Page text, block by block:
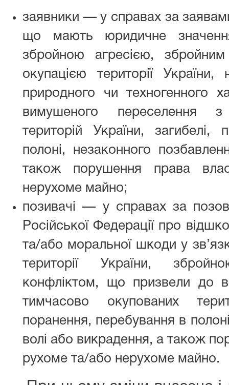
заявники — у справах за
що мають юридичне
збройною агресією,
окупацією території України,
природного чи техногенного
вимушеного переселення
територій України, загибелі,
полоні, незаконного
також порушення права
нерухоме майно;
позивачі — у справах за
Російської Федерації про
та/або моральної шкоди у
території України,
конфліктом, що призвели до
тимчасово окупованих
поранення, перебування в
волі або викрадення, а також
рухоме та/або нерухоме майно.